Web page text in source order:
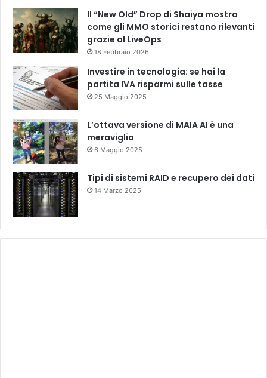
Il “New Old” Drop di Shaiya mostra
come gli MMO storici restano rilevanti
grazie al LiveOps
18 Febbraio 2026
Investire in tecnologia: se hai la
partita IVA risparmi sulle tasse
25 Maggio 2025
L’ottava versione di MAIA AI è una
meraviglia
6 Maggio 2025
Tipi di sistemi RAID e recupero dei dati
14 Marzo 2025